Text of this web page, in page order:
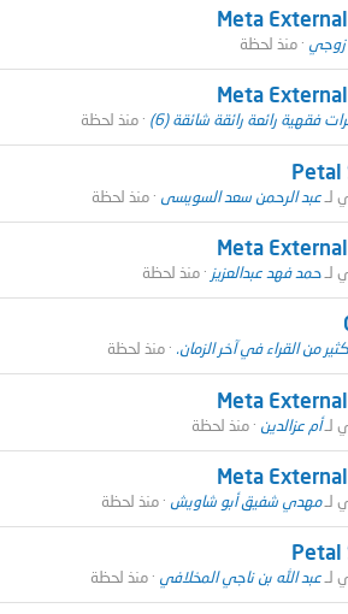
Meta
زوجي منذ لحظة
Meta
فقهية رائعة رائقة شائقة (6) منذ لحظة
Petal
لـ عبد الرحمن سعد السويسى منذ لحظة
Meta
لـ حمد فهد عبدالعزيز منذ لحظة
من القراء في آخر الزمان. منذ لحظة
Meta
لـأم عزالدين منذ لحظة
Meta
لـمهدي شفيق أبو شاويش منذ لحظة
Petal
لـعبد الله بن ناجي المخلافي منذ لحظة